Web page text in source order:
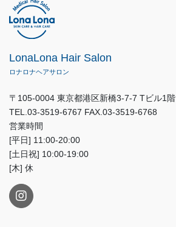
LonaLona Hair Salon
ロナロナヘアサロン
〒105-0004 東京都港区新橋3-7-7 Tビル1階
TEL.03-3519-6767 FAX.03-3519-6768
営業時間
[平日] 11:00-20:00
[土日祝] 10:00-19:00
[木] 休